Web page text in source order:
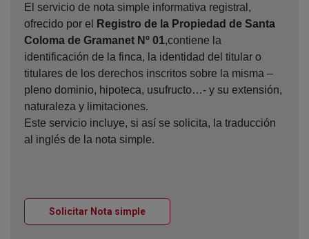
El servicio de nota simple informativa registral,
ofrecido por el
Registro de la Propiedad de Santa
Coloma de Gramanet Nº 01,contiene la
identificación de la finca, la identidad del titular o
titulares de los derechos inscritos sobre la misma –
pleno dominio, hipoteca, usufructo…- y su extensión,
naturaleza y limitaciones.
Este servicio incluye, si así se solicita, la traducción
al inglés de la nota simple.
Solicitar Nota simpleVentana nueva